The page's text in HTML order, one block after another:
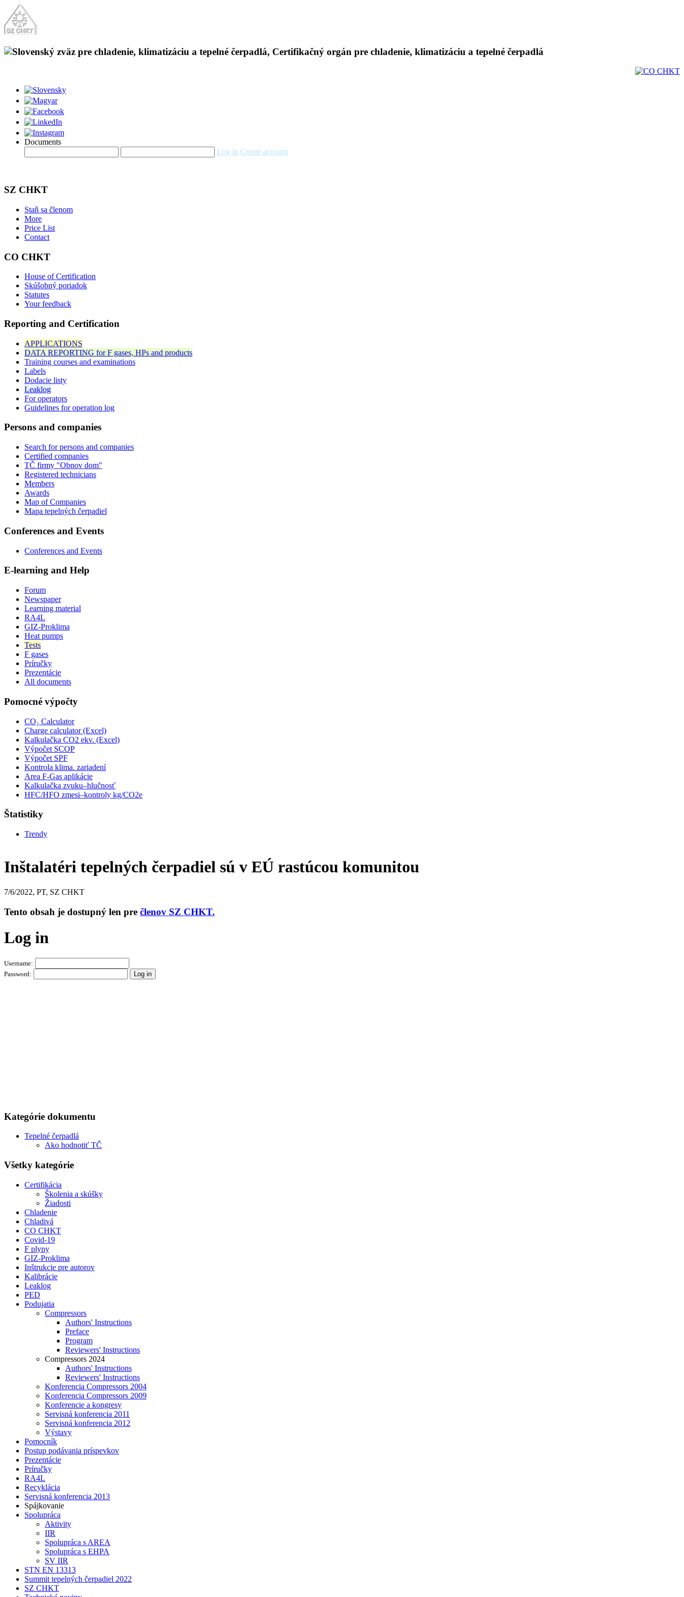
Documents
Log in Create account
SZ CHKT
Staň sa členom
More
Price List
Contact
CO CHKT
House of Certification
Skúšobný poriadok
Statutes
Your feedback
Reporting and Certification
APPLICATIONS
DATA REPORTING for F gases, HPs and products
Training courses and examinations
Labels
Dodacie listy
Leaklog
For operators
Guidelines for operation log
Persons and companies
Search for persons and companies
Certified companies
TČ firmy "Obnov dom"
Registered technicians
Members
Awards
Map of Companies
Mapa tepelných čerpadiel
Conferences and Events
Conferences and Events
E-learning and Help
Forum
Newspaper
Learning material
RA4L
GIZ-Proklima
Heat pumps
Tests
F gases
Príručky
Prezentácie
All documents
Pomocné výpočty
CO₂ Calculator
Charge calculator (Excel)
Kalkulačka CO2 ekv. (Excel)
Výpočet SCOP
Výpočet SPF
Kontrola klima. zariadení
Area F-Gas aplikácie
Kalkulačka zvuku–hlučnosť
HFC/HFO zmesi–kontroly kg/CO2e
Štatistiky
Trendy
Inštalatéri tepelných čerpadiel sú v EÚ rastúcou komunitou
7/6/2022, PT, SZ CHKT
Tento obsah je dostupný len pre členov SZ CHKT.
Log in
Username:
Password:
Kategórie dokumentu
Tepelné čerpadlá
Ako hodnotiť TČ
Všetky kategórie
Certifikácia
Školenia a skúšky
Žiadosti
Chladenie
Chladivá
CO CHKT
Covid-19
F plyny
GIZ-Proklima
Inštrukcie pre autorov
Kalibrácie
Leaklog
PED
Podujatia
Compressors
Authors' Instructions
Preface
Program
Reviewers' Instructions
Compressors 2024
Authors' Instructions
Reviewers' Instructions
Konferencia Compressors 2004
Konferencia Compressors 2009
Konferencie a kongresy
Servisná konferencia 2011
Servisná konferencia 2012
Výstavy
Pomocník
Postup podávania príspevkov
Prezentácie
Príručky
RA4L
Recyklácia
Servisná konferencia 2013
Spájkovanie
Spolupráca
Aktivity
IIR
Spolupráca s AREA
Spolupráca s EHPA
SV IIR
STN EN 13313
Summit tepelných čerpadiel 2022
SZ CHKT